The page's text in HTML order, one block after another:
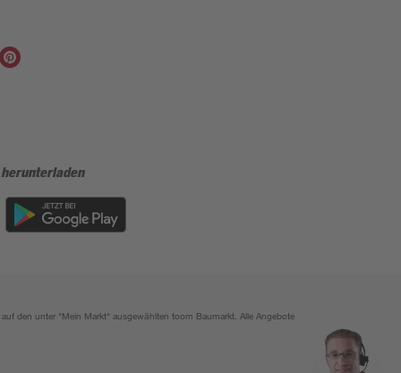
den unter "Mein Markt" ausgewählten toom Baumarkt. Alle Angebote